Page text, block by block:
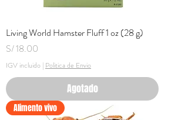
Living World Hamster Fluff 1 oz (28 g)
Precio
S/ 18.00
IGV incluido | Politica de Envio
Agotado
Alimento vivo